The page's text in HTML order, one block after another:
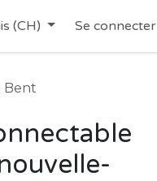
(CH) Se connecter
Bent